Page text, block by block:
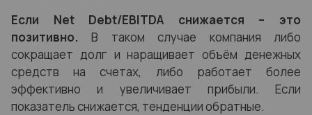
Если Net Debt/EBITDA снижается – это
позитивно. В таком случае компания либо
сокращает долг и наращивает объём денежных
средств на счетах, либо работает более
эффективно и увеличивает прибыли. Если
показатель снижается, тенденции обратные.